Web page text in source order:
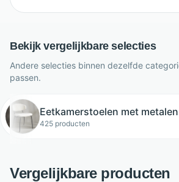
Bekijk vergelijkbare selecties
Andere selecties binnen dezelfde
passen.
Eetkamerstoelen met
425 producten
Vergelijkbare producten